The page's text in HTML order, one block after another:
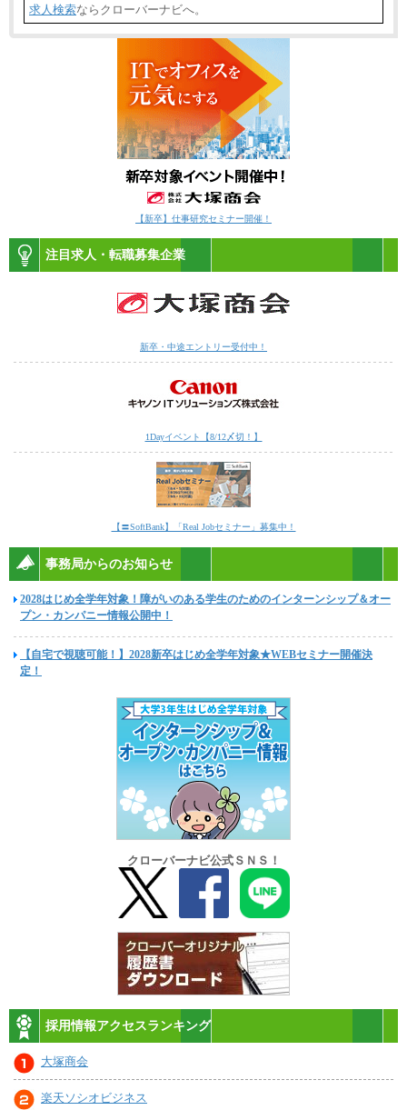
求人検索ならクローバーナビへ。
【新卒】仕事研究セミナー開催！
注目求人・転職募集企業
新卒・中途エントリー受付中！
1Dayイベント【8/12〆切！】
【〓SoftBank】「Real Jobセミナー」募集中！
事務局からのお知らせ
2028はじめ全学年対象！障がいのある学生のためのインターンシップ＆オー
プン・カンパニー情報公開中！
【自宅で視聴可能！】2028新卒はじめ全学年対象★WEBセミナー開催決
定！
クローバーナビ公式ＳＮＳ！
採用情報アクセスランキング
大塚商会
楽天ソシオビジネス